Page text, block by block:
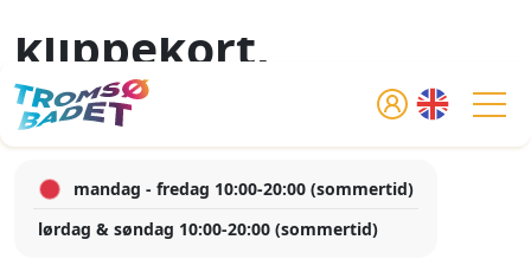
klippekort,
medlemskap, m.m.
mandag - fredag 10:00-20:00 (sommertid)
lørdag & søndag 10:00-20:00 (sommertid)